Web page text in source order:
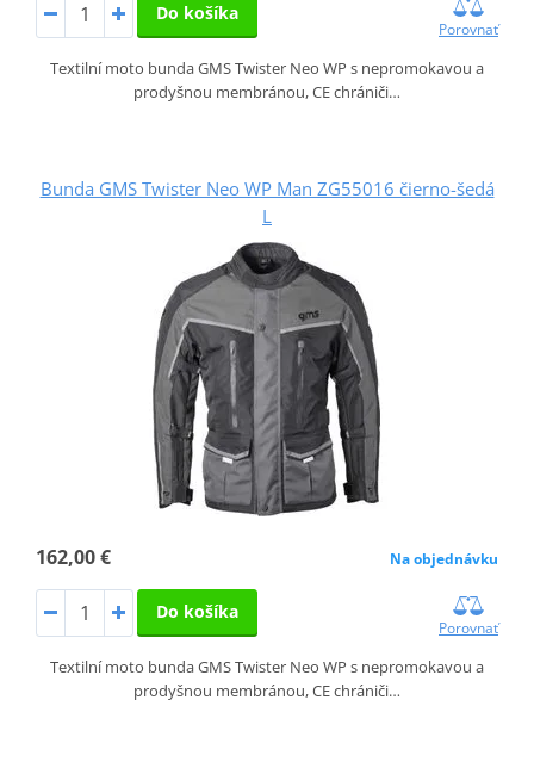
Do košíka
Porovnať
Textilní moto bunda GMS Twister Neo WP s nepromokavou a
prodyšnou membránou, CE chrániči…
Bunda GMS Twister Neo WP Man ZG55016 čierno-šedá
L
162,00 € Na objednávku
Do košíka
Porovnať
Textilní moto bunda GMS Twister Neo WP s nepromokavou a
prodyšnou membránou, CE chrániči…